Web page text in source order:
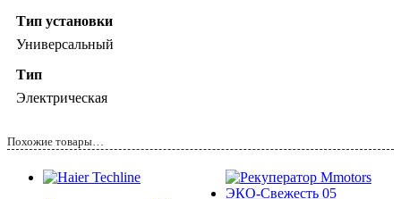
Тип установки
Универсальный
Тип
Электрическая
Похожие товары…